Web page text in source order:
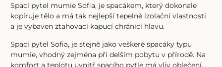
Spací pytel mumie Sofia, je spacákem, který dokonale
kopíruje tělo a má tak nejlepší tepelně izolační vlastnosti
a je vybaven ztahovací kapucí chránící hlavu.
Spací pytel Sofia, je stejně jako veškeré spacáky typu
mumie, vhodný zejména při delším pobytu v přírodě. Na
komfort a teplotu uvnitř spacího pytle má vliv oblečení.